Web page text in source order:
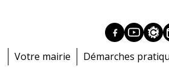
Votre mairie Démarches